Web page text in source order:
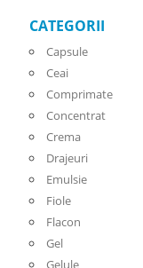
CATEGORII
Capsule
Ceai
Comprimate
Concentrat
Crema
Drajeuri
Emulsie
Fiole
Flacon
Gel
Gelule